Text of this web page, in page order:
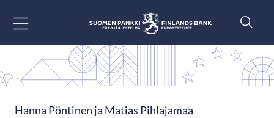
Hanna Pöntinen ja Matias Pihlajamaa